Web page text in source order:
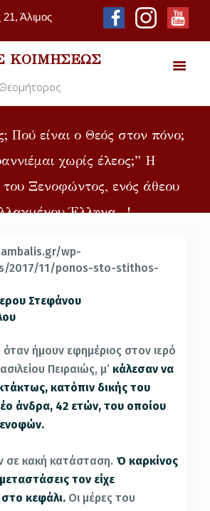
Άλιμος
ΚΟΙΜΉΣΕΩΣ
Πού είναι ο Θεός στον πόνο;
χωρίς έλεος;” Η
του Ξενοφώντος, ενός άθεου
Έλληνα…!
Στεφάνου
όταν ήμουν εφημέριος στον ιερό
Πειραιώς, μ’κάλεσαν να
κατόπιν δικής του
άνδρα, 42 ετών, του οποίου
σε κακή κατάσταση. Ό καρκίνος
τον είχε
κεφάλι. Οι μέρες του